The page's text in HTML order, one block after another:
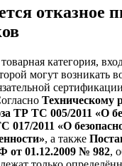
отказное
категория,
могут возникать
Техническому
ТР ТС 005/2011 «О
017/2011 «О
, а также
от 01.12.2009 № 982,